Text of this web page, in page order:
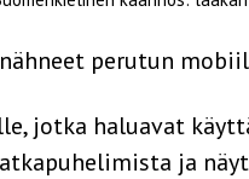
perutun
jotka haluavat
ja